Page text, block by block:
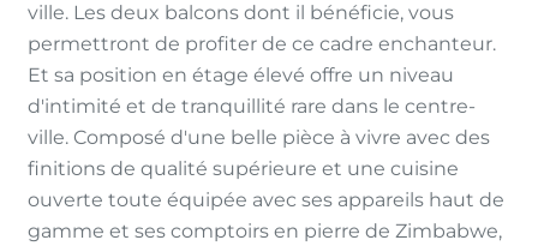
ville. Les deux balcons dont il bénéficie, vous
permettront de profiter de ce cadre enchanteur.
Et sa position en étage élevé offre un niveau
d'intimité et de tranquillité rare dans le centre-
ville. Composé d'une belle pièce à vivre avec des
finitions de qualité supérieure et une cuisine
ouverte toute équipée avec ses appareils haut de
gamme et ses comptoirs en pierre de Zimbabwe,